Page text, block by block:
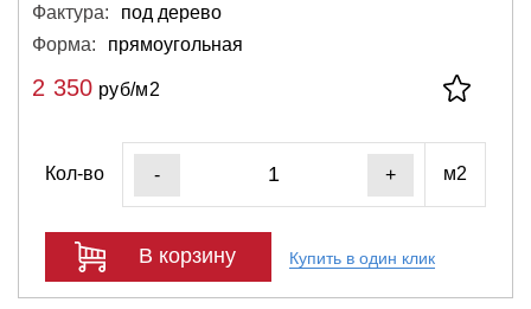
Фактура:
под дерево
Форма:
прямоугольная
2 350 руб/м2
Кол-во - + м2
В корзину Купить в один клик